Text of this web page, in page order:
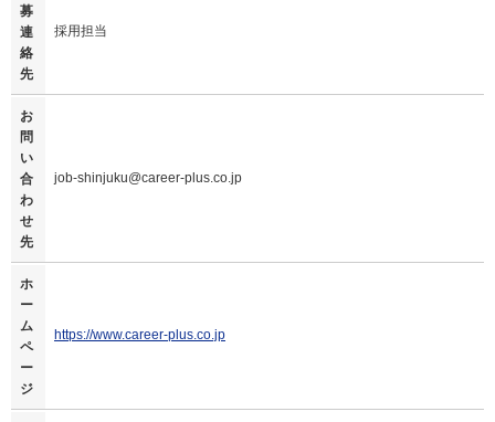
募
連
絡
先
採用担当
お
問
い
合
わ
せ
先
job-shinjuku@career-plus.co.jp
ホ
ー
ム
ペ
ー
ジ
https://www.career-plus.co.jp